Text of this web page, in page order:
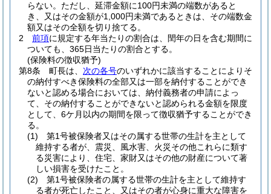
らない。 ただし、延滞金額に100円未満の端数があると
き、又はその金額が1,000円未満であるときは、その端数金
額又はその全額を切り捨てる。
2
前項に規定する年当たりの割合は、閏年の日を含む期間に
ついても、365日当たりの割合とする。
(保険料の徴収猶予)
第8条
町長は、 次の各号のいずれかに該当することによりそ
の納付すべき保険料の全部又は一部を納付することができ
ないと認める場合においては、納付義務者の申請によっ
て、その納付することができないと認められる金額を限度
として、6ケ月以内の期間を限って徴収猶予することができ
る。
(1)
第1号被保険者又はその属する世帯の生計を主として
維持する者が、震災、風水害、火災その他これらに類す
る災害により、住宅、家財又はその他の財産について著
しい損害を受けたこと。
(2)
第1号被保険者の属する世帯の生計を主として維持す
る者が死亡したこと、又はその者が心身に重大な障害を